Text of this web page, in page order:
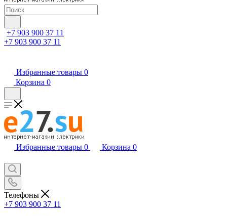
+7 903 900 37 11
+7 903 900 37 11
Избранные товары 0
Корзина 0
Избранные товары 0 Корзина 0
Телефоны
+7 903 900 37 11